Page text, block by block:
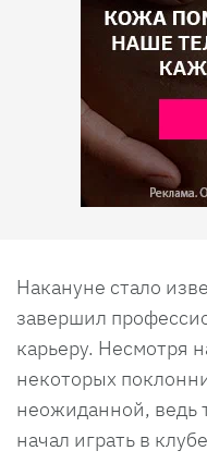
Накануне стало
завершил
карьеру. Несмотря
некоторых
неожиданной, ведь
начал играть в